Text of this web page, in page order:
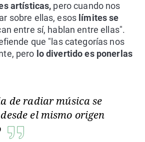
artísticas, pero cuando nos
sobre ellas, esos límites se
entre sí, hablan entre ellas".
que "las categorías nos
pero lo divertido es ponerlas
de radiar música se
el mismo origen